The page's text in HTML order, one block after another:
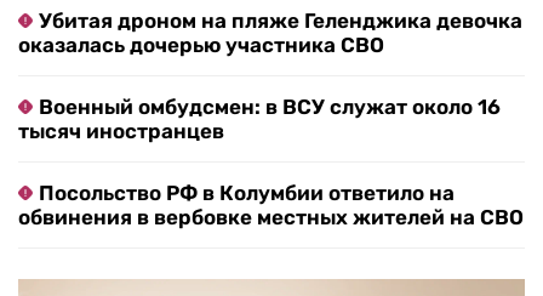
Убитая дроном на пляже Геленджика девочка
оказалась дочерью участника СВО
Военный омбудсмен: в ВСУ служат около 16
тысяч иностранцев
Посольство РФ в Колумбии ответило на
обвинения в вербовке местных жителей на СВО